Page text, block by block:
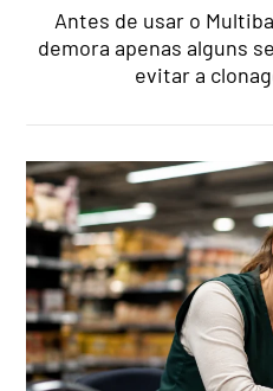
Antes de usar o
demora apenas alguns
evitar a